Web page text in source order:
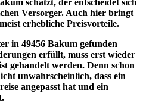
Versorger. Auch hier bringt
erhebliche Preisvorteile.
in 49456 Bakum gefunden
erfüllt, muss erst wieder
gehandelt werden. Denn schon
unwahrscheinlich, dass ein
angepasst hat und ein